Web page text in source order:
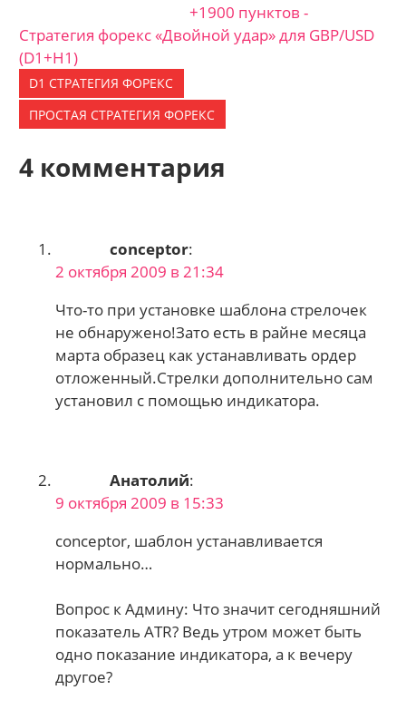
+1900 пунктов -
Стратегия форекс «Двойной удар» для GBP/USD
(D1+H1)
D1 СТРАТЕГИЯ ФОРЕКС
ПРОСТАЯ СТРАТЕГИЯ ФОРЕКС
4 комментария
conceptor:
2 октября 2009 в 21:34
Что-то при установке шаблона стрелочек
не обнаружено!Зато есть в райне месяца
марта образец как устанавливать ордер
отложенный.Стрелки дополнительно сам
установил с помощью индикатора.
Анатолий:
9 октября 2009 в 15:33
conceptor, шаблон устанавливается
нормально…
Вопрос к Админу: Что значит сегодняшний
показатель ATR? Ведь утром может быть
одно показание индикатора, а к вечеру
другое?